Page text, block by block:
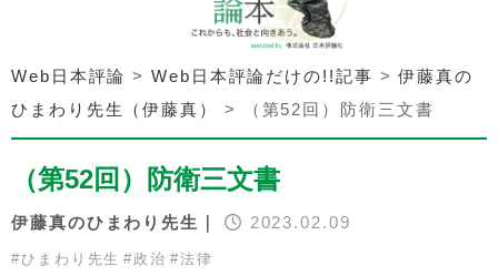
Web日本評論 >Web日本評論だけの!!記事 >伊藤真の
ひまわり先生（伊藤真）
> （第52回）防衛三文書
（第52回）防衛三文書
伊藤真のひまわり先生｜ 2023.02.09
#ひまわり先生 #政治 #法律